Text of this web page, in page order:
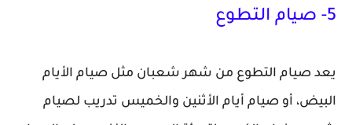
5- صيام التطوع
يعد صيام التطوع من شهر شعبان مثل صيام الأيام
البيض، أو صيام أيام الأثنين والخميس تدريب لصيام